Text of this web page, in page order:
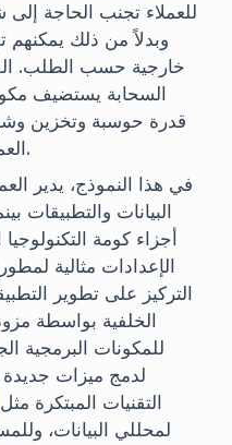
للعملاء تجنب الحاجة إلى
وبدلاً من ذلك يمكنهم
خارجية حسب الطلب.
السحابة يستضيف
قدرة حوسبة وتخزين
العمل الخاصة بهم في السحابة.
البيانات والتطبيقات
أجزاء كومة
الإعدادات مثالية
التركيز على تطوير
الخلفية بواسطة
للمكونات البرمجية
لدمج ميزات
التقنيات المبتكرة مثل
لمحللي البيانات،